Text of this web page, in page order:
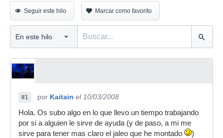
Seguir este hilo Marcar como favorito
#1 por Kaitain el 10/03/2008
Hola. Os subo algo en lo que llevo un tiempo trabajando
por si a alguien le sirve de ayuda (y de paso, a mi me
sirve para tener mas claro el jaleo que he montado
)